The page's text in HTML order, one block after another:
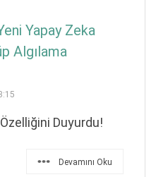
Yapay Zeka
Algılama
Duyurdu!
Devamını Oku